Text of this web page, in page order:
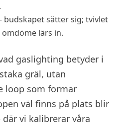
budskapet sätter sig; tvivlet
lärs in.
gaslighting betyder i
gräl, utan
loop som formar
väl finns på plats blir
vi kalibrerar våra